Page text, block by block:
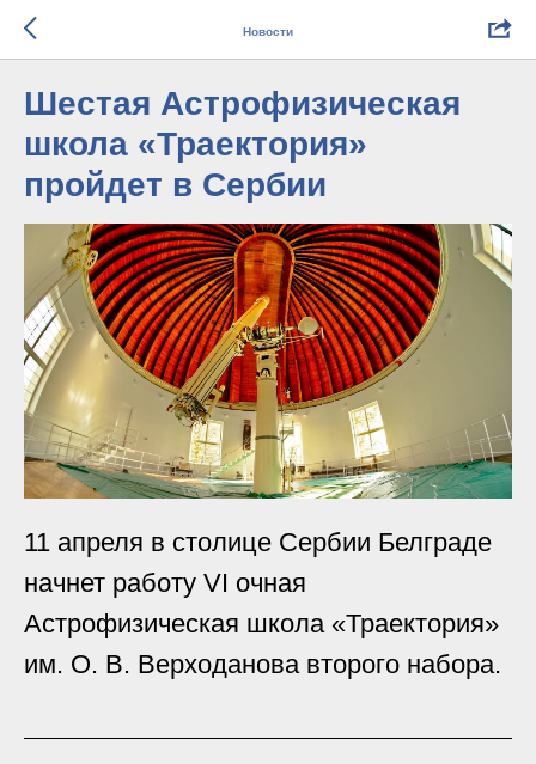
Новости
Шестая Астрофизическая
школа «Траектория»
пройдет в Сербии
11 апреля в столице Сербии Белграде
начнет работу VI очная
Астрофизическая школа «Траектория»
им. О. В. Верходанова второго набора.